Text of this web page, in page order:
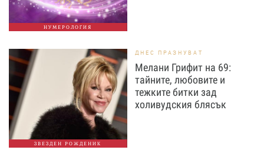
НУМЕРОЛОГИЯ
ЗВЕЗДЕН РОЖДЕНИК
ДНЕС ПРАЗНУВАТ
Мелани Грифит на 69:
тайните, любовите и
тежките битки зад
холивудския блясък